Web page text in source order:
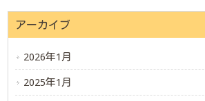
アーカイブ
2026年1月
2025年1月